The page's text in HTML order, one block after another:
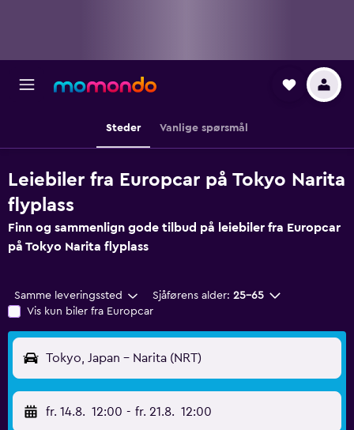
Steder Vanlige spørsmål
Leiebiler fra Europcar på Tokyo Narita
flyplass
Finn og sammenlign gode tilbud på leiebiler fra Europcar
på Tokyo Narita flyplass
Samme leveringssted Sjåførens alder: 25–65
Vis kun biler fra Europcar
Tokyo, Japan - Narita (NRT)
fr. 14.8. 12:00 - fr. 21.8. 12:00